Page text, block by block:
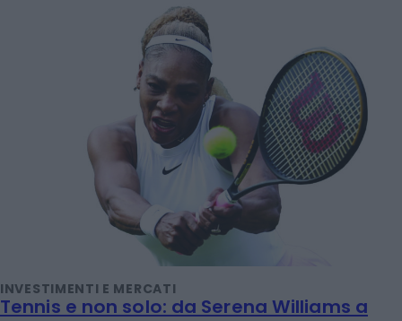
INVESTIMENTI E MERCATI
Tennis e non solo: da Serena Williams a